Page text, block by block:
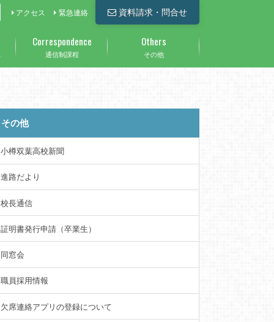
資料請求・問合せ
アクセス 緊急連絡
通信制課程
Correspondence
その他
Others
その他
小樽双葉高校新聞
進路だより
校長通信
証明書発行申請（卒業生）
同窓会
職員採用情報
欠席連絡アプリの登録について